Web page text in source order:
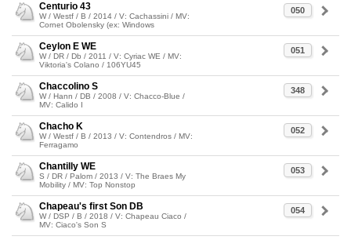
050
Centurio 43
W / Westf / B / 2014 / V: Cachassini / MV:
Cornet Obolensky (ex: Windows
051
Ceylon E WE
W / DR / Db / 2011 / V: Cyriac WE / MV:
Viktoria's Colano / 106YU45
348
Chaccolino S
W / Hann / DB / 2008 / V: Chacco-Blue /
MV: Calido I
052
Chacho K
W / Westf / B / 2013 / V: Contendros / MV:
Ferragamo
053
Chantilly WE
S / DR / Palom / 2013 / V: The Braes My
Mobility / MV: Top Nonstop
054
Chapeau's first Son DB
W / DSP / B / 2018 / V: Chapeau Ciaco /
MV: Ciaco's Son S